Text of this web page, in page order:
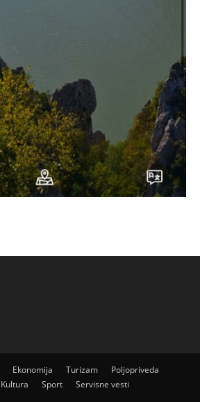
Ekonomija Turizam
Poljopriveda
Kultura Sport Servisne vesti